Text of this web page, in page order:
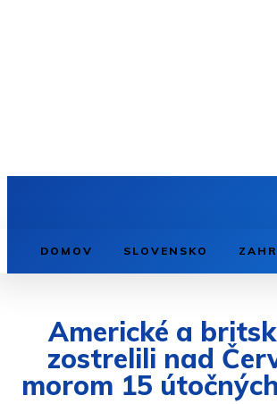
DOMOV SLOVENSKO
Americké a
zostrelili nad
morom 15